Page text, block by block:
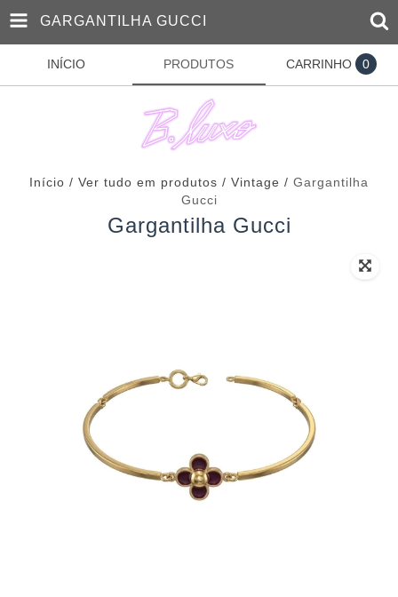
GARGANTILHA GUCCI
INÍCIO PRODUTOS CARRINHO 0
Início / Ver tudo em produtos / Vintage / Gargantilha
Gucci
Gargantilha Gucci